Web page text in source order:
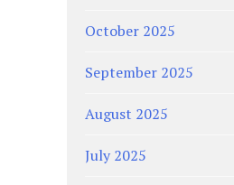
October 2025
September 2025
August 2025
July 2025